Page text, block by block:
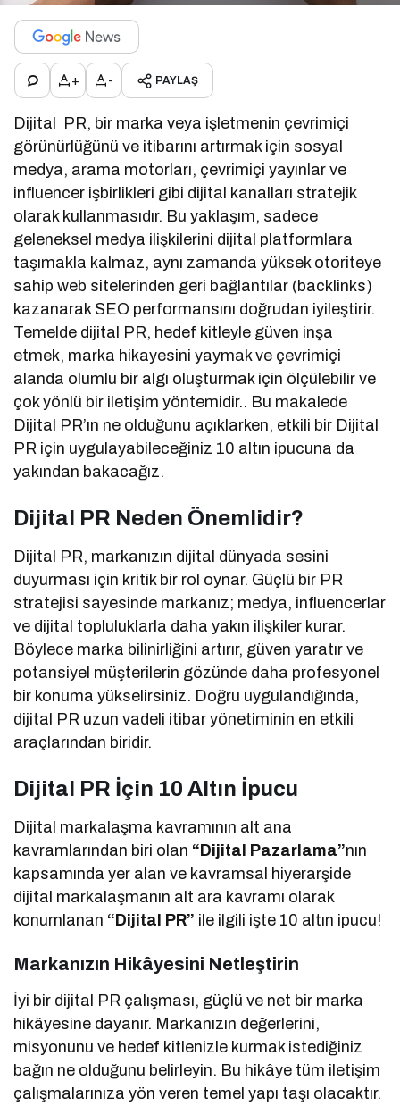
+ - PAYLAŞ
Dijital PR, bir marka veya işletmenin çevrimiçi
görünürlüğünü ve itibarını artırmak için sosyal
medya, arama motorları, çevrimiçi yayınlar ve
influencer işbirlikleri gibi dijital kanalları stratejik
olarak kullanmasıdır. Bu yaklaşım, sadece
geleneksel medya ilişkilerini dijital platformlara
taşımakla kalmaz, aynı zamanda yüksek otoriteye
sahip web sitelerinden geri bağlantılar (backlinks)
kazanarak SEO performansını doğrudan iyileştirir.
Temelde dijital PR, hedef kitleyle güven inşa
etmek, marka hikayesini yaymak ve çevrimiçi
alanda olumlu bir algı oluşturmak için ölçülebilir ve
çok yönlü bir iletişim yöntemidir.. Bu makalede
Dijital PR’ın ne olduğunu açıklarken, etkili bir Dijital
PR için uygulayabileceğiniz 10 altın ipucuna da
yakından bakacağız.
Dijital PR Neden Önemlidir?
Dijital PR, markanızın dijital dünyada sesini
duyurması için kritik bir rol oynar. Güçlü bir PR
stratejisi sayesinde markanız; medya, influencerlar
ve dijital topluluklarla daha yakın ilişkiler kurar.
Böylece marka bilinirliğini artırır, güven yaratır ve
potansiyel müşterilerin gözünde daha profesyonel
bir konuma yükselirsiniz. Doğru uygulandığında,
dijital PR uzun vadeli itibar yönetiminin en etkili
araçlarından biridir.
Dijital PR İçin 10 Altın İpucu
Dijital markalaşma kavramının alt ana
kavramlarından biri olan “Dijital Pazarlama”nın
kapsamında yer alan ve kavramsal hiyerarşide
dijital markalaşmanın alt ara kavramı olarak
konumlanan “Dijital PR” ile ilgili işte 10 altın ipucu!
Markanızın Hikâyesini Netleştirin
İyi bir dijital PR çalışması, güçlü ve net bir marka
hikâyesine dayanır. Markanızın değerlerini,
misyonunu ve hedef kitlenizle kurmak istediğiniz
bağın ne olduğunu belirleyin. Bu hikâye tüm iletişim
çalışmalarınıza yön veren temel yapı taşı olacaktır.